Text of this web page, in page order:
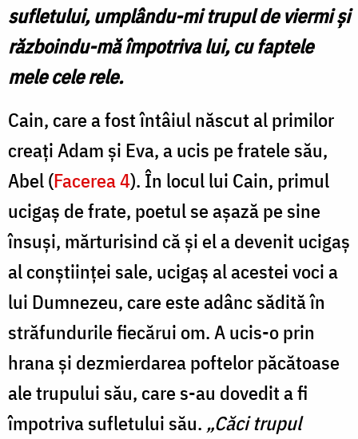
războindu-
mă
împotriva
cu
faptele
mele
cele
rele”
/
Foto:
Pr.
sufletului, umplându-mi trupul de viermi și
războindu-mă împotriva lui, cu faptele
mele cele rele.
Cain, care a fost întâiul născut al primilor
creați Adam și Eva, a ucis pe fratele său,
Abel (Facerea 4). În locul lui Cain, primul
ucigaș de frate, poetul se așază pe sine
însuși, mărturisind că și el a devenit ucigaș
al conștiinței sale, ucigaș al acestei voci a
lui Dumnezeu, care este adânc sădită în
străfundurile fiecărui om. A ucis-o prin
hrana și dezmierdarea pof­telor păcătoase
ale trupului său, care s-au dovedit a fi
împotriva sufletului său. „Căci trupul